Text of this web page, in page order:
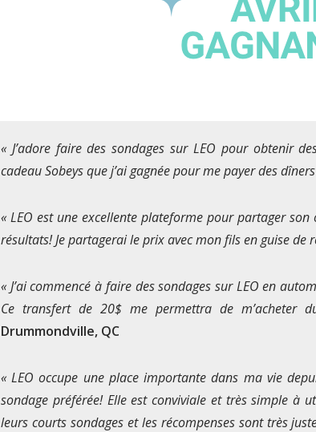
« J’adore faire des sondages sur LEO pour obtenir
cadeau Sobeys que j’ai gagnée pour me payer des
« LEO est une excellente plateforme pour partager
résultats! Je partagerai le prix avec mon fils en guise de
« J’ai commencé à faire des sondages sur LEO en
Ce transfert de 20$ me permettra de m’acheter
Drummondville, QC
« LEO occupe une place importante dans ma vie
sondage préférée! Elle est conviviale et très simple à
leurs courts sondages et les récompenses sont très